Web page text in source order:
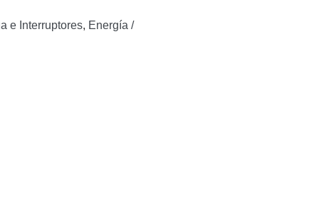
e Interruptores, Energía /